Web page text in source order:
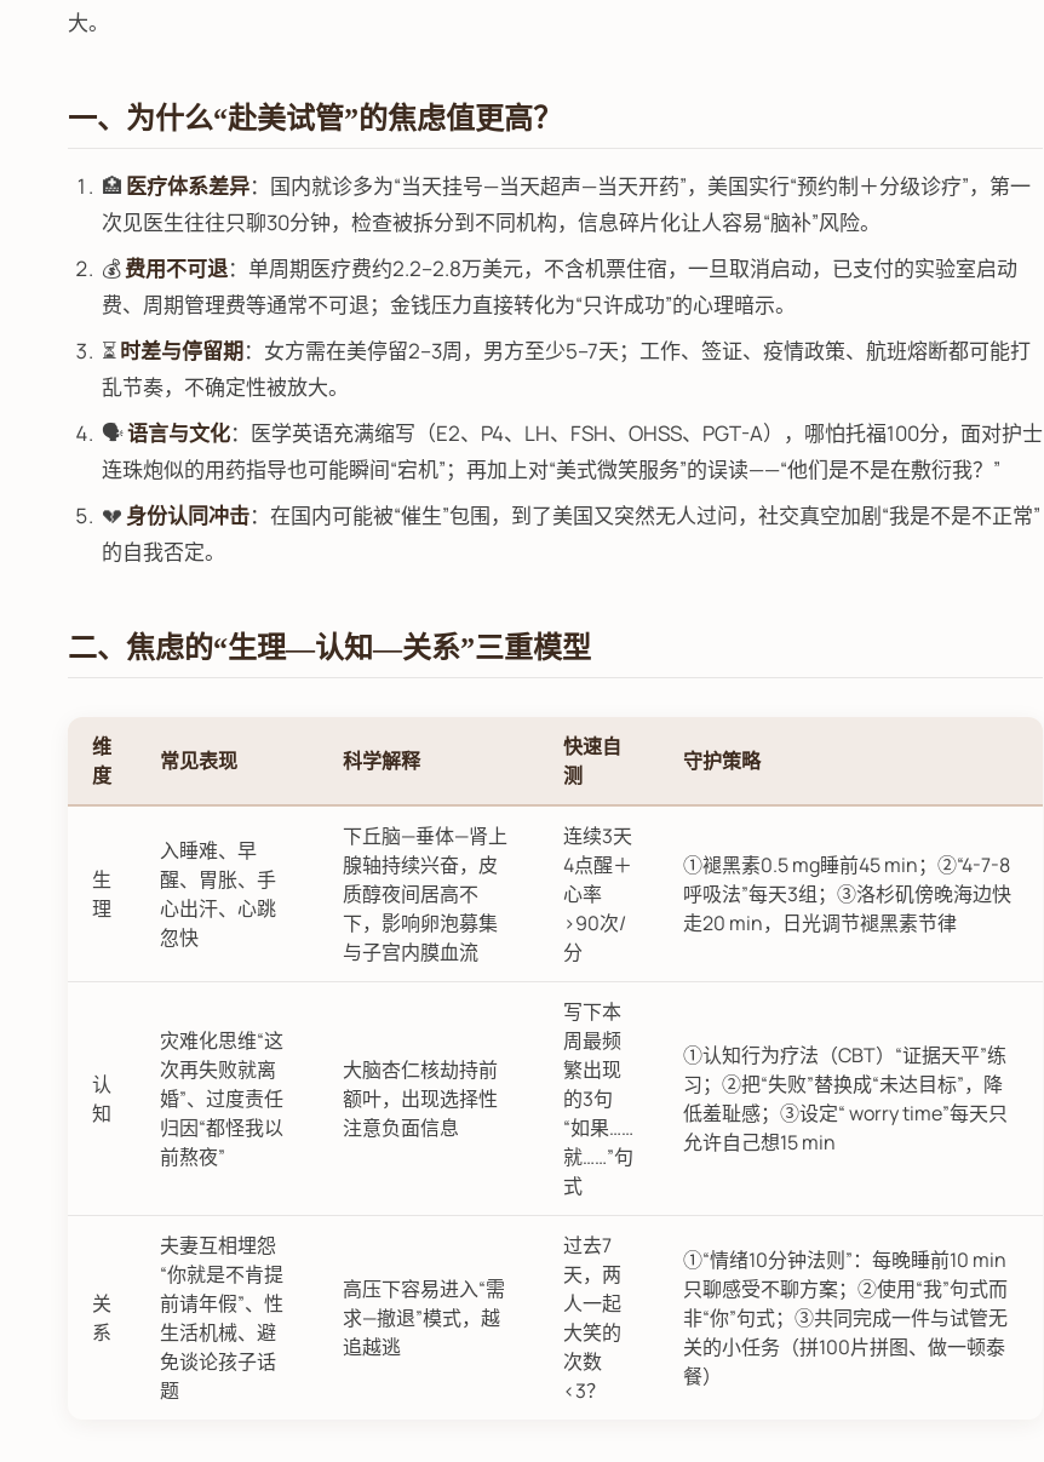
大。
一、为什么“赴美试管”的焦虑值更高？
🏥 医疗体系差异：国内就诊多为“当天挂号—当天超声—当天开药”，美国实行“预约制＋分级诊疗”，第一
次见医生往往只聊30分钟，检查被拆分到不同机构，信息碎片化让人容易“脑补”风险。
💰费用不可退：单周期医疗费约2.2–2.8万美元，不含机票住宿，一旦取消启动，已支付的实验室启动
费、周期管理费等通常不可退；金钱压力直接转化为“只许成功”的心理暗示。
⏳时差与停留期：女方需在美停留2–3周，男方至少5–7天；工作、签证、疫情政策、航班熔断都可能打
乱节奏，不确定性被放大。
🗣️语言与文化：医学英语充满缩写（E2、P4、LH、FSH、OHSS、PGT-A），哪怕托福100分，面对护士
连珠炮似的用药指导也可能瞬间“宕机”；再加上对“美式微笑服务”的误读——“他们是不是在敷衍我？”
💔 身份认同冲击：在国内可能被“催生”包围，到了美国又突然无人过问，社交真空加剧“我是不是不正常”
的自我否定。
二、焦虑的“生理—认知—关系”三重模型
维
度
常见表现 科学解释
快速自
测
守护策略
生
理
入睡难、早
醒、胃胀、手
心出汗、心跳
忽快
下丘脑—垂体—肾上
腺轴持续兴奋，皮
质醇夜间居高不
下，影响卵泡募集
与子宫内膜血流
连续3天
4点醒＋
心率
>90次/
分
①褪黑素0.5 mg睡前45 min；②“4-7-8
呼吸法”每天3组；③洛杉矶傍晚海边快
走20 min，日光调节褪黑素节律
认
知
灾难化思维“这
次再失败就离
婚”、过度责任
归因“都怪我以
前熬夜”
大脑杏仁核劫持前
额叶，出现选择性
注意负面信息
写下本
周最频
繁出现
的3句
“如果……
就……”句
式
①认知行为疗法（CBT）“证据天平”练
习；②把“失败”替换成“未达目标”，降
低羞耻感；③设定“ worry time”每天只
允许自己想15 min
关
系
夫妻互相埋怨
“你就是不肯提
前请年假”、性
生活机械、避
免谈论孩子话
题
高压下容易进入“需
求—撤退”模式，越
追越逃
过去7
天，两
人一起
大笑的
次数
<3？
①“情绪10分钟法则”：每晚睡前10 min
只聊感受不聊方案；②使用“我”句式而
非“你”句式；③共同完成一件与试管无
关的小任务（拼100片拼图、做一顿泰
餐）